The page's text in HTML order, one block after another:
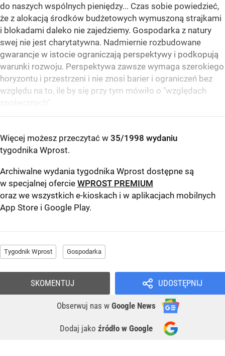
do naszych wspólnych pieniędzy... Czas sobie powiedzieć,
że z alokacją środków budżetowych wymuszoną strajkami
i blokadami daleko nie zajedziemy. Gospodarka z natury
swej nie jest charytatywna. Nadmiernie rozbudowane
gwarancje w istocie ograniczają perspektywy i podkopują
warunki rozwoju. Perspektywa zawsze wymaga szerokiego
horyzontu i przestrzeni i nie znosi barier i ograniczeń bez
względu na to, ile by się przy tym mówiło o "względach
Więcej możesz przeczytać w 35/1998 wydaniu
tygodnika Wprost.
Archiwalne wydania tygodnika Wprost dostępne są
w specjalnej ofercie WPROST PREMIUM
oraz we wszystkich e-kioskach i w aplikacjach mobilnych
App Store i Google Play.
Tygodnik Wprost Gospodarka
UDOSTĘPNIJ
Obserwuj nas w Google News
Dodaj jako źródło w Google
SKOMENTUJ